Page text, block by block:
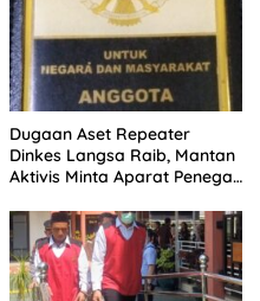
Dugaan Aset Repeater
Dinkes Langsa Raib, Mantan
Aktivis Minta Aparat Penegak